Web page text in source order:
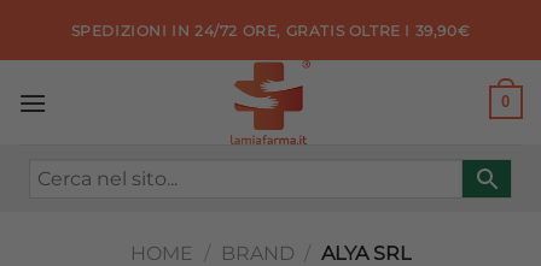
SPEDIZIONI IN 24/72 ORE, GRATIS OLTRE I 39,90€
0
HOME / BRAND / ALYA SRL